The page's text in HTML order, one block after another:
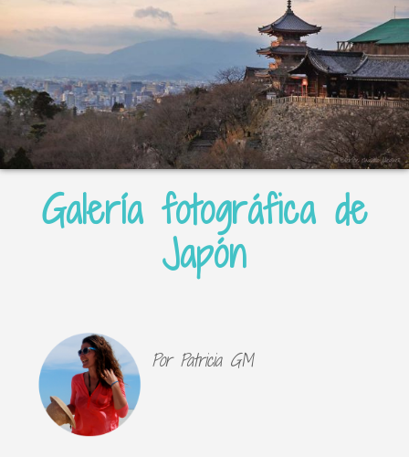
Galería fotográfica de
Japón
Por Patricia GM